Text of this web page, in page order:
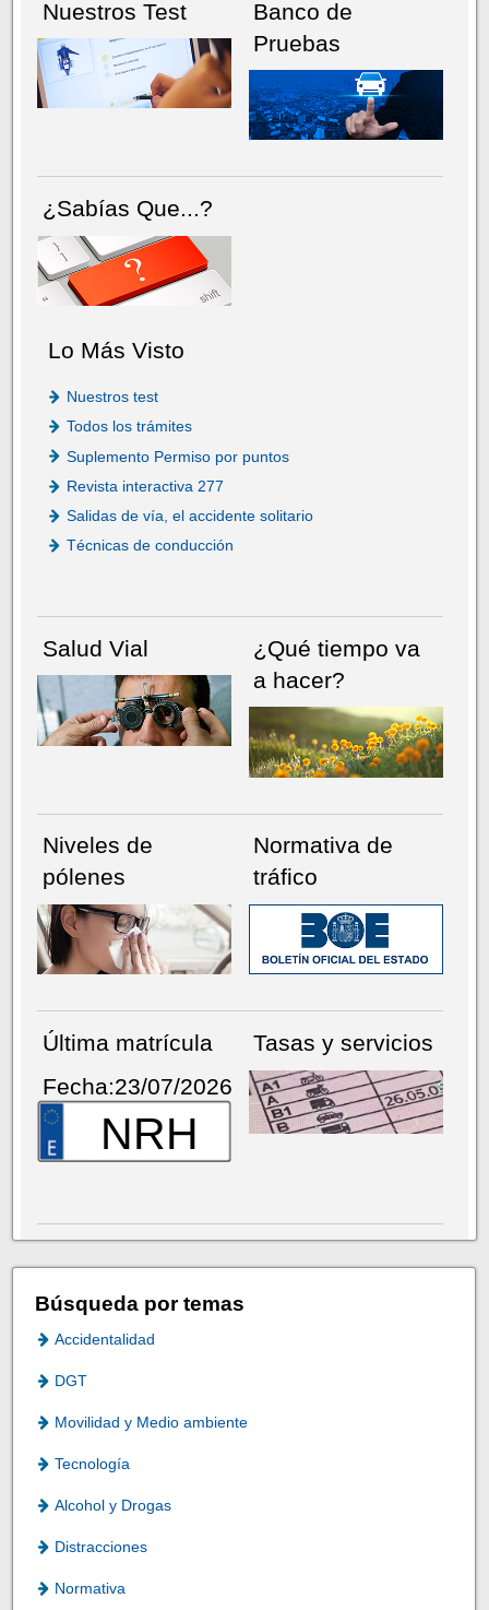
Nuestros Test
Banco de
Pruebas
¿Sabías Que...?
Lo Más Visto
Nuestros test
Todos los trámites
Suplemento Permiso por puntos
Revista interactiva 277
Salidas de vía, el accidente solitario
Técnicas de conducción
Salud Vial
¿Qué tiempo va
a hacer?
Niveles de
pólenes
Normativa de
tráfico
Última matrícula
Fecha:23/07/2026
NRH
Tasas y servicios
Búsqueda por temas
Accidentalidad
DGT
Movilidad y Medio ambiente
Tecnología
Alcohol y Drogas
Distracciones
Normativa